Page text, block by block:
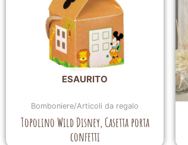
ESAURITO
Bomboniere/Articoli da regalo
Topolino Wild Disney, Casetta porta
confetti